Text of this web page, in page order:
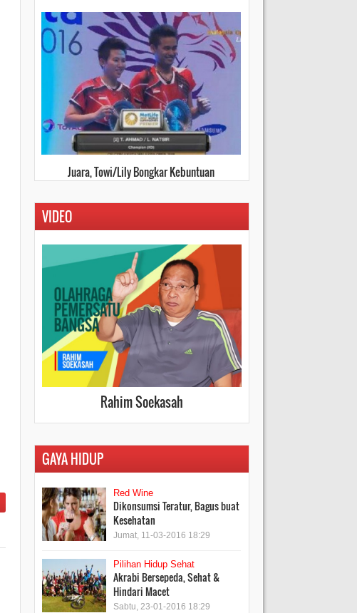
Menang Mutlak, Pacquiao Pensiun
VIDEO
Rahim Soekasah
GAYA HIDUP
Red Wine
Dikonsumsi Teratur, Bagus buat
Kesehatan
Jumat, 11-03-2016 18:29
Pilihan Hidup Sehat
Akrabi Bersepeda, Sehat &
Hindari Macet
Sabtu, 23-01-2016 18:29